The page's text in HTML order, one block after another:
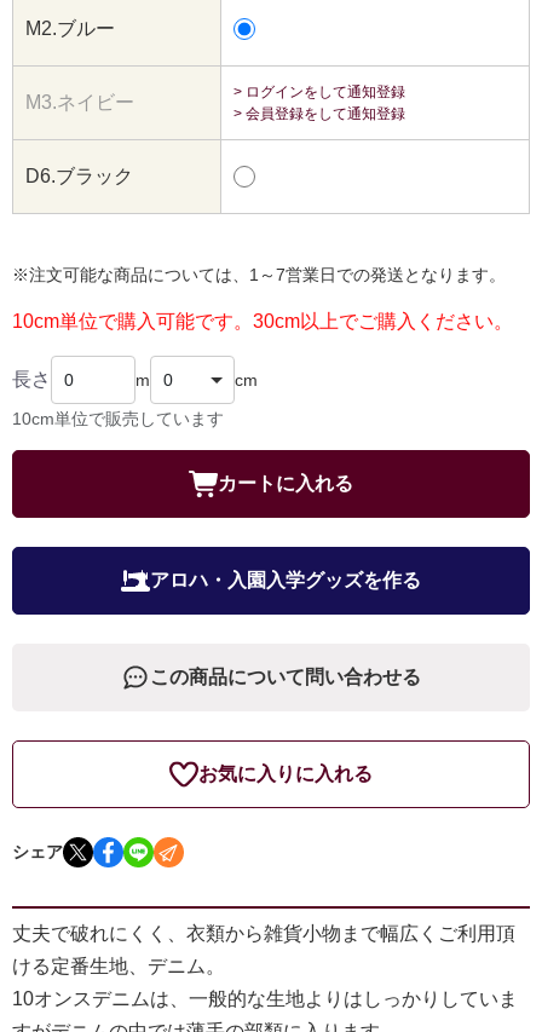
M2.ブルー
M3.ネイビー
> ログインをして通知登録
> 会員登録をして通知登録
D6.ブラック
※注文可能な商品については、1～7営業日での発送となります。
10cm単位で購入可能です。30cm以上でご購入ください。
長さ m cm
10cm単位で販売しています
カートに入れる
アロハ・入園入学グッズを作る
この商品について問い合わせる
お気に入りに入れる
シェア
丈夫で破れにくく、衣類から雑貨小物まで幅広くご利用頂
ける定番生地、デニム。
10オンスデニムは、一般的な生地よりはしっかりしていま